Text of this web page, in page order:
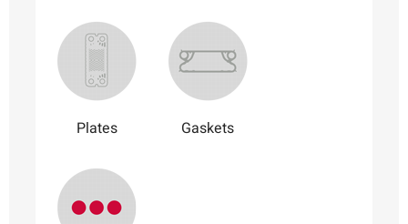
Plates Gaskets